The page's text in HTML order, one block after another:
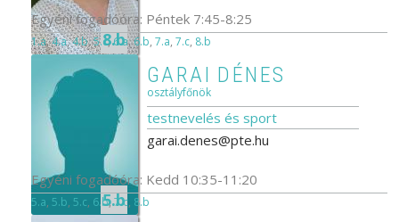
Egyéni fogadóóra: Péntek 7:45-8:25
8.b
1.a,4.a,4.b,5.c,6.a,6.b, 7.a, 7.c, 8.b
GARAI DÉNES
osztályfőnök
testnevelés és sport
garai.denes@pte.hu
Egyéni fogadóóra: Kedd 10:35-11:20
5.b
5.a, 5.b, 5.c, 6.b,7.c, 8.b